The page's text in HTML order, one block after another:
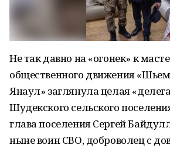
Не так давно на «огонек» к
общественного движения
Янаул» заглянула целая
Шудекского сельского
глава поселения Сергей
ныне воин СВО, доброволец с